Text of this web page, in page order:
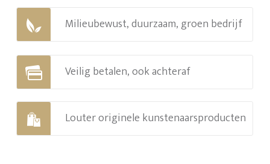
Milieubewust, duurzaam, groen bedrijf
Veilig betalen, ook achteraf
Louter originele kunstenaarsproducten